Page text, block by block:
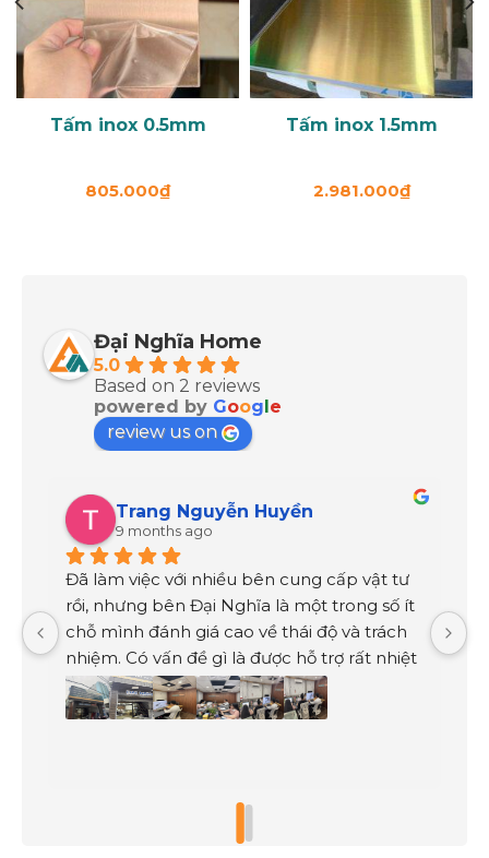
Tấm inox 0.5mm
805.000₫
Tấm inox 1.5mm
2.981.000₫
Đại Nghĩa Home
5.0
Based on 2 reviews
powered by Goog e
review us on
Trang Nguyễn Huyền
9 months ago
Đã làm việc với nhiều bên cung cấp vật tư
rồi, nhưng bên Đại Nghĩa là một trong số ít
chỗ mình đánh giá cao về thái độ và trách
nhiệm. Có vấn đề gì là được hỗ trợ rất nhiệt
tình. Mình rất hài lòng